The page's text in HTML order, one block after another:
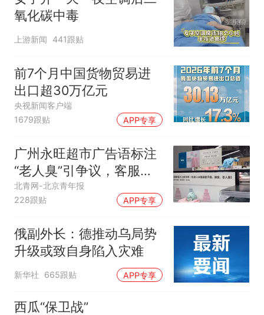
氧化碳中毒
上游新闻 441跟贴
前7个月中国货物贸易进
出口超30万亿元
央视新闻客户端
1679跟贴
APP专享
广州永旺超市广告语标注
“老人臭”引争议，客服回
应
北青网-北京青年报
228跟贴
APP专享
俄副外长：德推动乌局势
升级或致自身陷入灾难
新华社 665跟贴 APP专享
西瓜“保卫战”